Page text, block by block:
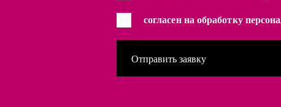
согласен на обработку